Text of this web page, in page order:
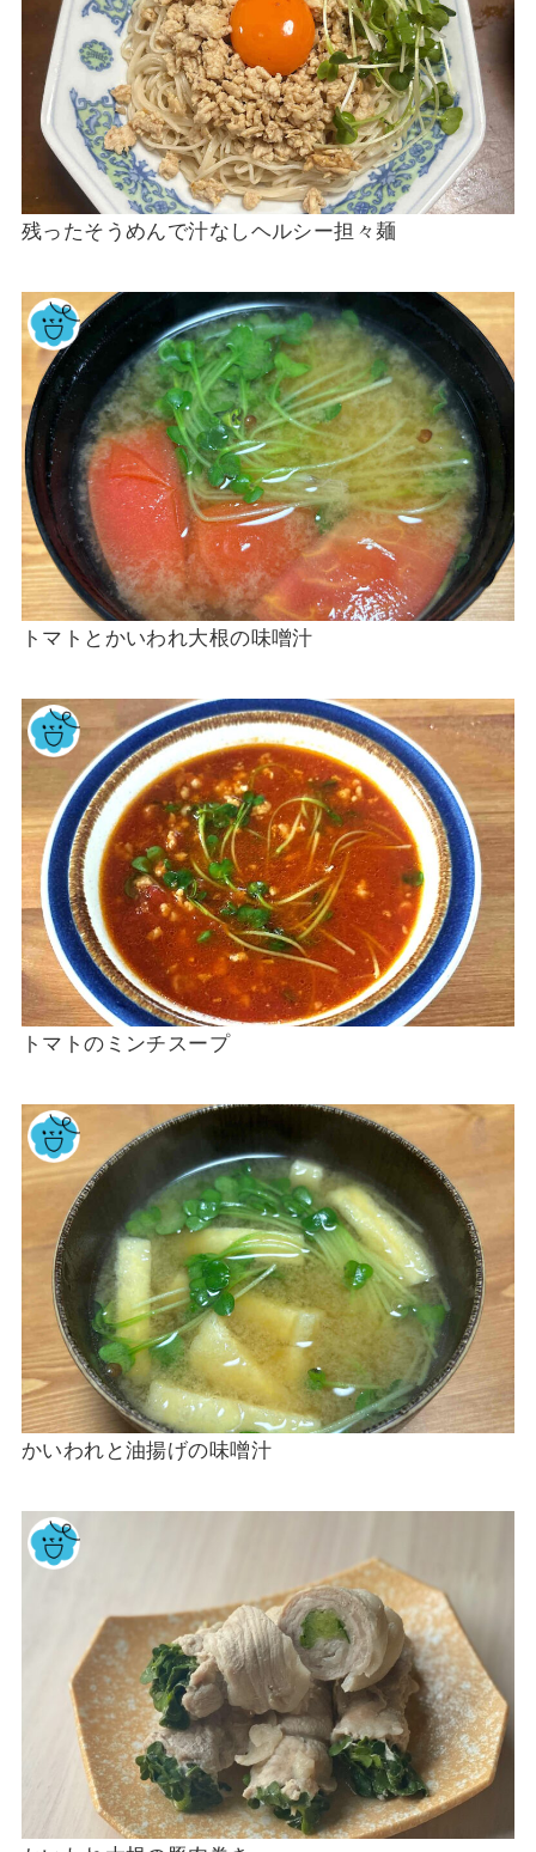
残ったそうめんで汁なしヘルシー担々麺
トマトとかいわれ大根の味噌汁
トマトのミンチスープ
かいわれと油揚げの味噌汁